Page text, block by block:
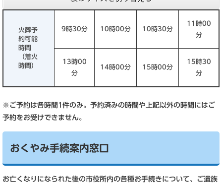
火葬予
約可能
時間
（着火
時間）
9時30分 10時00分 10時30分
11時00
分
13時00
分
14時00分 15時00分
15時30
分
※ご予約は各時間1件のみ。予約済みの時間や上記以外の時間にはご
予約をお受けできません。
おくやみ手続案内窓口
お亡くなりになられた後の市役所内の各種お手続きについて、ご遺族